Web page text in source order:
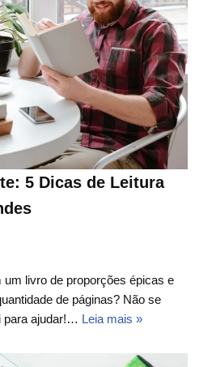
5 Dicas de Leitura
um livro de proporções épicas e
de páginas? Não se
para ajudar!… Leia mais »